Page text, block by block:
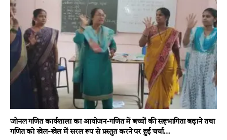
जोनल गणित कार्यशाला का आयोजन-गणित में बच्चों की सहभागिता बढ़ाने तथा
गणित को खेल-खेल में सरल रूप से प्रस्तुत करने पर हुई चर्चा…